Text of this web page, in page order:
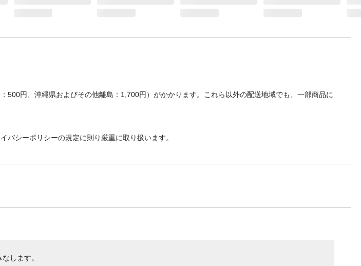
円、沖縄県およびその他離島：1,700円）がかかります。これら以外の配送地域でも、一部商品に
バシーポリシーの規定に則り厳重に取り扱います。
します。